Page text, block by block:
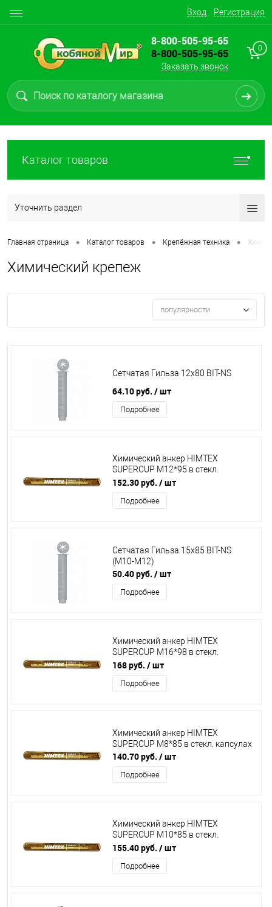
Вход Регистрация
8-800-505-95-65
8-800-505-95-65
Заказать звонок
0
Каталог товаров
Уточнить раздел
Главная страница • Каталог товаров • Крепёжная техника •
Химический крепеж
популярности
Сетчатая Гильза 12х80 BIT-NS
64.10 руб. / шт
Подробнее
Химический анкер HIMTEX
SUPERCUP M12*95 в стекл.
капсулах
152.30 руб. / шт
Подробнее
Сетчатая Гильза 15х85 BIT-NS
(М10-М12)
50.40 руб. / шт
Подробнее
Химический анкер HIMTEX
SUPERCUP M16*98 в стекл.
капсулах
168 руб. / шт
Подробнее
Химический анкер HIMTEX
SUPERCUP M8*85 в стекл. капсулах
140.70 руб. / шт
Подробнее
Химический анкер HIMTEX
SUPERCUP M10*85 в стекл.
капсулах
155.40 руб. / шт
Подробнее